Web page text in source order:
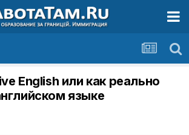
English или как реально
языке